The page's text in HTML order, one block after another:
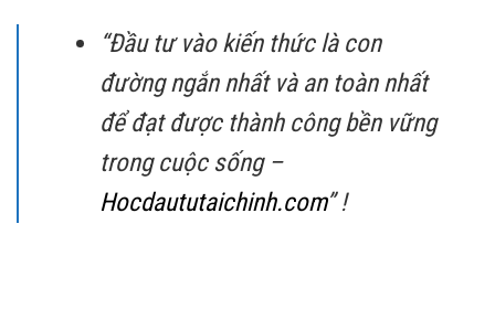
“Đầu tư vào kiến thức là con
đường ngắn nhất và an toàn nhất
để đạt được thành công bền vững
trong cuộc sống –
Hocdaututaichinh.com” !